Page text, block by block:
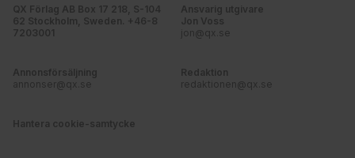
QX Förlag AB Box 17 218, S-104
62 Stockholm, Sweden. +46-8
7203001
Ansvarig utgivare
Jon Voss
jon@qx.se
Annonsförsäljning
annonser@qx.se
Redaktion
redaktionen@qx.se
Hantera cookie-samtycke